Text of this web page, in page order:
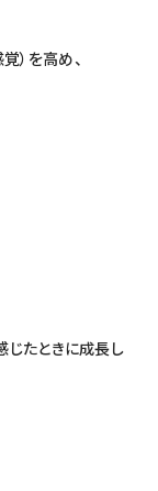
）を高め、
じたときに成長し